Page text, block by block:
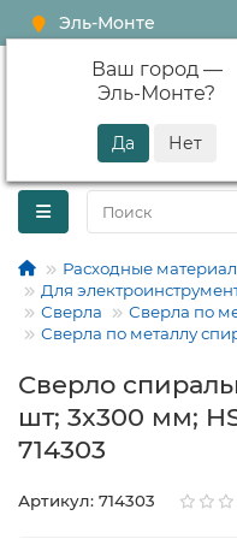
Эль-Монте
Ваш город —
Эль-Монте?
Расходные
Для
Сверла
Сверла по
Сверла по металлу
Сверло
шт; 3x300 мм;
714303
Артикул: 714303